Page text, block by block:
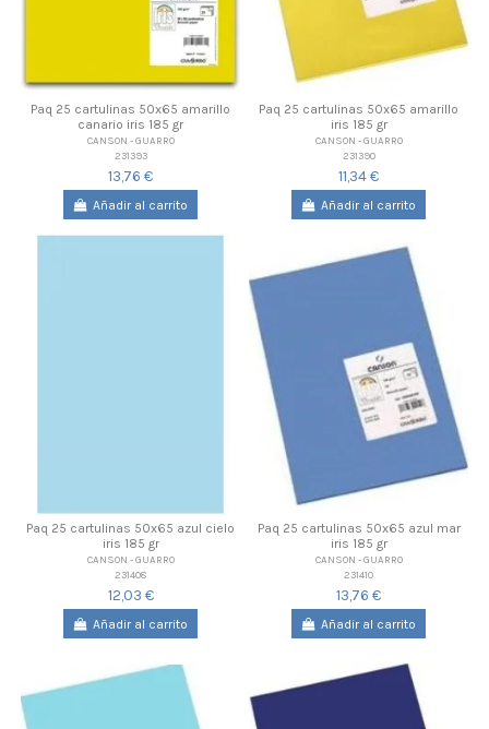
Paq 25 cartulinas 50x65 amarillo
canario iris 185 gr
CANSON - GUARRO
231393
13,76 €
Añadir al carrito
Paq 25 cartulinas 50x65 amarillo
iris 185 gr
CANSON - GUARRO
231390
11,34 €
Añadir al carrito
Paq 25 cartulinas 50x65 azul cielo
iris 185 gr
CANSON - GUARRO
231408
12,03 €
Añadir al carrito
Paq 25 cartulinas 50x65 azul mar
iris 185 gr
CANSON - GUARRO
231410
13,76 €
Añadir al carrito